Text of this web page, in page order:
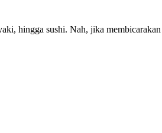
hingga sushi. Nah, jika